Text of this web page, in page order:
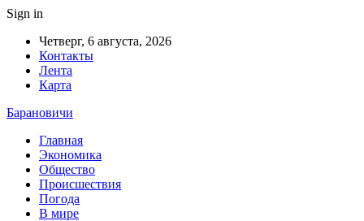
Sign in
Четверг, 6 августа, 2026
Контакты
Лента
Карта
Барановичи
Главная
Экономика
Общество
Происшествия
Погода
В мире